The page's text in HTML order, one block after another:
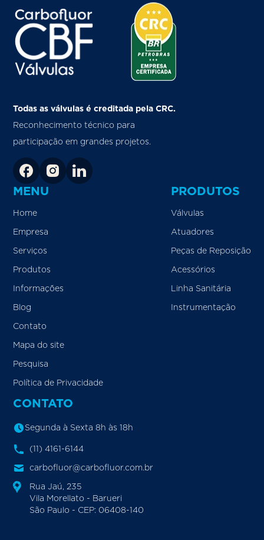
Todas as válvulas é creditada pela CRC.
Reconhecimento técnico para
participação em grandes projetos.
MENU
Home
Empresa
Serviços
Produtos
Informações
Blog
Contato
Mapa do site
Pesquisa
Política de Privacidade
PRODUTOS
Válvulas
Atuadores
Peças de Reposição
Acessórios
Linha Sanitária
Instrumentação
CONTATO
Segunda à Sexta 8h às 18h
(11) 4161-6144
carbofluor@carbofluor.com.br
Rua Jaú, 235
Vila Morellato - Barueri
São Paulo - CEP: 06408-140